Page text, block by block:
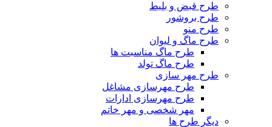
طرح قبض و بلیط
طرح بروشور
طرح منو
طرح ماگ و لیوان
طرح ماگ مناسبت ها
طرح ماگ تولد
طرح مهر سازی
طرح مهرسازی مشاغل
طرح مهرسازی ادارات
مهر شخصی و مهر خاتم
دیگر طرح ها